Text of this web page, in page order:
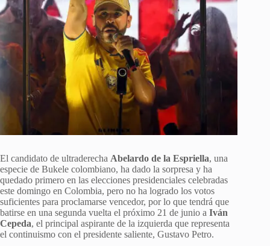
El candidato de ultraderecha Abelardo de la Espriella, una
especie de Bukele colombiano, ha dado la sorpresa y ha
quedado primero en las elecciones presidenciales celebradas
este domingo en Colombia, pero no ha logrado los votos
suficientes para proclamarse vencedor, por lo que tendrá que
batirse en una segunda vuelta el próximo 21 de junio a Iván
Cepeda, el principal aspirante de la izquierda que representa
el continuismo con el presidente saliente, Gustavo Petro.